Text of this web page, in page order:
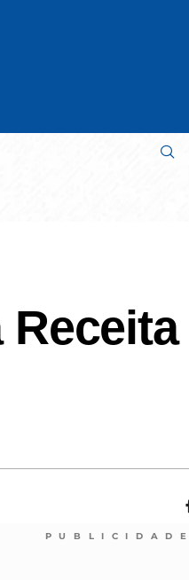
PUBLICIDADE